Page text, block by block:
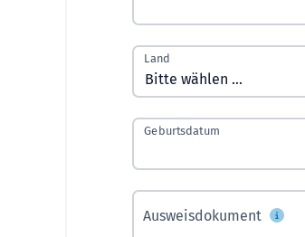
Land
Geburtsdatum
Ausweisdokument